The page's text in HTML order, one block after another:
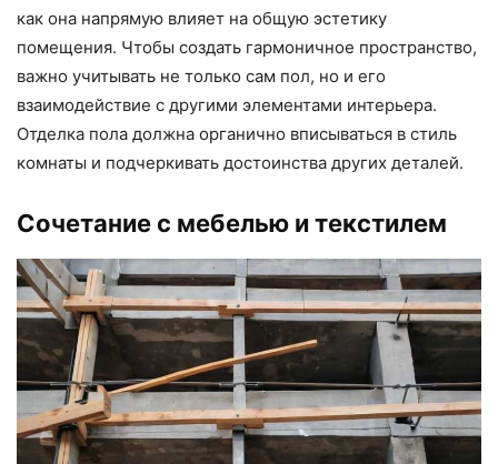
как она напрямую влияет на общую эстетику
помещения. Чтобы создать гармоничное пространство,
важно учитывать не только сам пол, но и его
взаимодействие с другими элементами интерьера.
Отделка пола должна органично вписываться в стиль
комнаты и подчеркивать достоинства других деталей.
Сочетание с мебелью и текстилем